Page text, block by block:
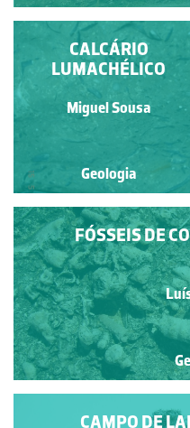
CAMPO DE LAPIÁS
Ana Sofia Lobato
Geologia
FÓSSEIS DE
CAMPO DE
CALCÁRIO
LUMACHÉLICO
Miguel Sousa
Geologia